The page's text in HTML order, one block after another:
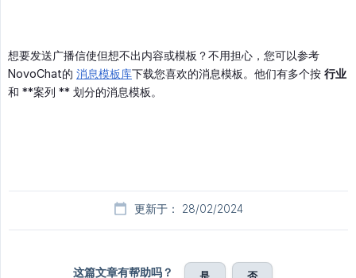
想要发送广播信使但想不出内容或模板？不用担心，您可以参考
NovoChat的 消息模板库下载您喜欢的消息模板。他们有多个按 行业
和 **案列 ** 划分的消息模板。
更新于： 28/02/2024
这篇文章有帮助吗？